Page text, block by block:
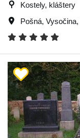
Kostely, kláštery
Pošná, Vysočina,